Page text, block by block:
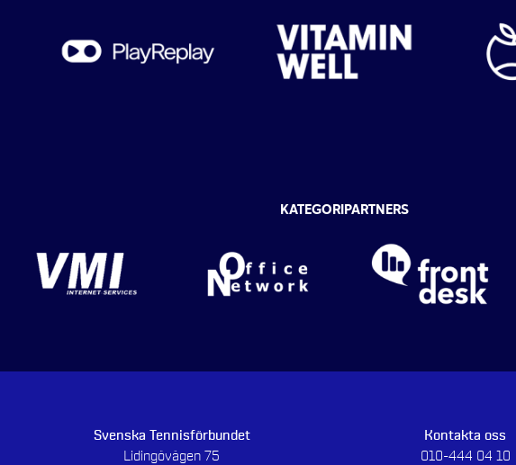
KATEGORIPARTNERS
Svenska Tennisförbundet
Lidingövägen 75
Kontakta oss
010-444 04 10